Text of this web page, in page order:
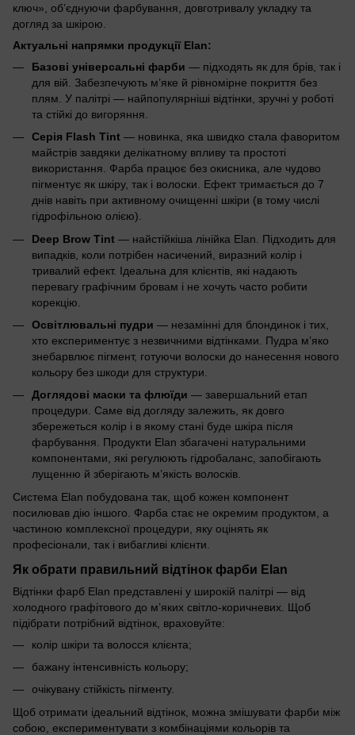
ключ», об’єднуючи фарбування, довготривалу укладку та
догляд за шкірою.
Актуальні напрямки продукції Elan:
Базові універсальні фарби — підходять як для брів, так і
для вій. Забезпечують м’яке й рівномірне покриття без
плям. У палітрі — найпопулярніші відтінки, зручні у роботі
та стійкі до вигоряння.
Серія Flash Tint — новинка, яка швидко стала фаворитом
майстрів завдяки делікатному впливу та простоті
використання. Фарба працює без окисника, але чудово
пігментує як шкіру, так і волоски. Ефект тримається до 7
днів навіть при активному очищенні шкіри (в тому числі
гідрофільною олією).
Deep Brow Tint — найстійкіша лінійка Elan. Підходить для
випадків, коли потрібен насичений, виразний колір і
тривалий ефект. Ідеальна для клієнтів, які надають
перевагу графічним бровам і не хочуть часто робити
корекцію.
Освітлювальні пудри — незамінні для блондинок і тих,
хто експериментує з незвичними відтінками. Пудра м’яко
знебарвлює пігмент, готуючи волоски до нанесення нового
кольору без шкоди для структури.
Доглядові маски та флюїди — завершальний етап
процедури. Саме від догляду залежить, як довго
збережеться колір і в якому стані буде шкіра після
фарбування. Продукти Elan збагачені натуральними
компонентами, які регулюють гідробаланс, запобігають
лущенню й зберігають м’якість волосків.
Система Elan побудована так, щоб кожен компонент
посилював дію іншого. Фарба стає не окремим продуктом, а
частиною комплексної процедури, яку оцінять як
професіонали, так і вибагливі клієнти.
Як обрати правильний відтінок фарби Elan
Відтінки фарб Elan представлені у широкій палітрі — від
холодного графітового до м’яких світло-коричневих. Щоб
підібрати потрібний відтінок, враховуйте:
колір шкіри та волосся клієнта;
бажану інтенсивність кольору;
очікувану стійкість пігменту.
Щоб отримати ідеальний відтінок, можна змішувати фарби між
собою, експериментувати з комбінаціями кольорів та